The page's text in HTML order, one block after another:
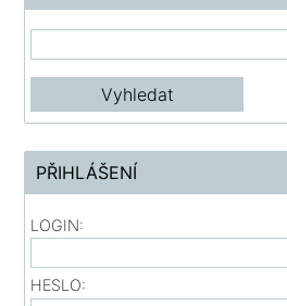
PŘIHLÁŠENÍ
LOGIN:
HESLO: